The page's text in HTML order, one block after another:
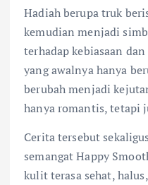
Hadiah berupa truk
kemudian menjadi
terhadap kebiasaan
yang awalnya hanya
berubah menjadi
hanya romantis, tetapi
Cerita tersebut
semangat Happy
kulit terasa sehat,